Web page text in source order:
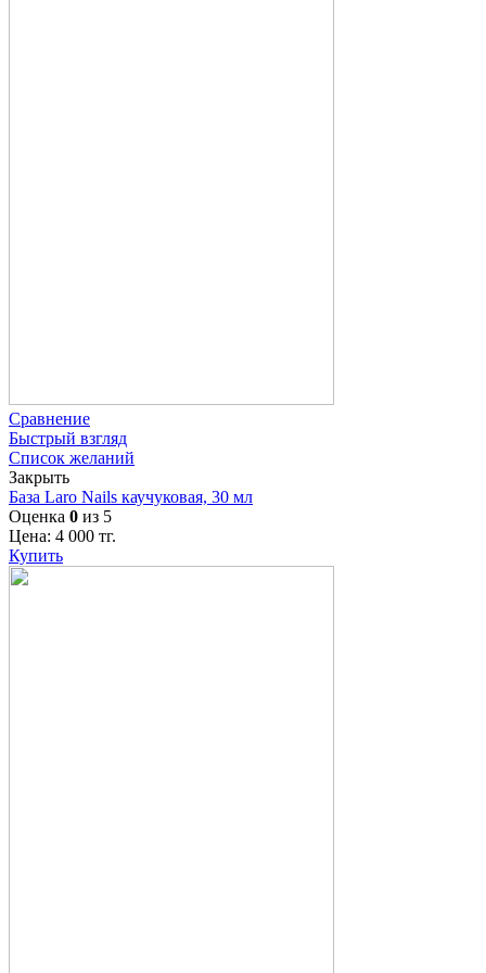
Сравнение
Быстрый взгляд
Список желаний
Закрыть
База Laro Nails каучуковая, 30 мл
Оценка 0 из 5
Цена: 4 000 тг.
Купить